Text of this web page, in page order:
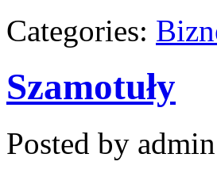
Categories:
Szamotuły
Posted by admin